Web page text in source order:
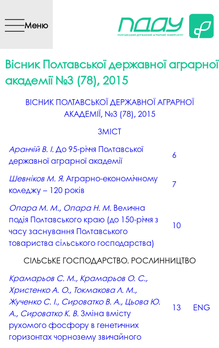
вмісту
Меню
Вісник Полтавської державної аграрної
академії №3 (78), 2015
ВIСНИК ПОЛТАВСЬКОЇ ДЕРЖАВНОЇ АГРАРНОЇ
АКАДЕМІЇ, №3 (78), 2015
ЗМІСТ
Аранчій В. І. До 95-річчя Полтавської
державної аграрної академії
6
Шевніков М. Я. Аграрно-економічному
коледжу – 120 років
7
Опара М. М., Опара Н. М. Велична
подія Полтавського краю (до 150-річчя з
часу заснування Полтавського
товариства сільського господарства)
10
СІЛЬСЬКЕ ГОСПОДАРСТВО. РОСЛИННИЦТВО
Крамарьов С. М., Крамарьов О. С.,
Христенко А. О., Токмакова Л. М.,
Жученко С. І., Сироватко В. А., Цьова Ю.
А., Сироватко К. В. Зміна вмісту
рухомого фосфору в генетичних
горизонтах чорнозему звичайного
13 ENG